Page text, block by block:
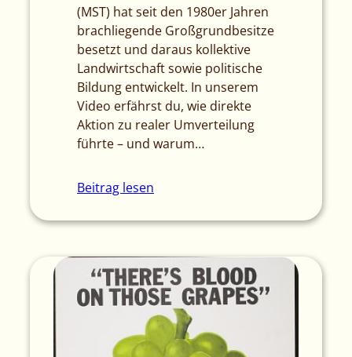
(MST) hat seit den 1980er Jahren
brachliegende Großgrundbesitze
besetzt und daraus kollektive
Landwirtschaft sowie politische
Bildung entwickelt. In unserem
Video erfährst du, wie direkte
Aktion zu realer Umverteilung
führte – und warum…
Beitrag lesen